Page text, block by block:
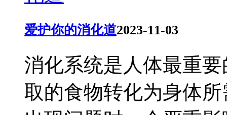
爱护你的消化道2023-11-03
消化系统是人体最重
取的食物转化为身体